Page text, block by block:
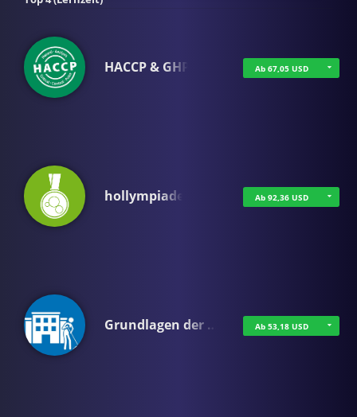
HACCP & GHP Ab 67,05 USD
hollympiade Ab 92,36 USD
Grundlagen der … Ab 53,18 USD